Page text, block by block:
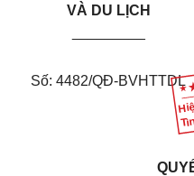
VÀ DU LỊCH
Số: 4482/QĐ-BVHTTDL